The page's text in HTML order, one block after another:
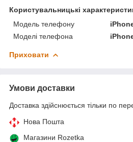
Користувальницькі
Модель телефону
Моделі телефона
Приховати
Умови доставки
Доставка здійснюється тільки по
Нова Пошта
Магазини Rozetka